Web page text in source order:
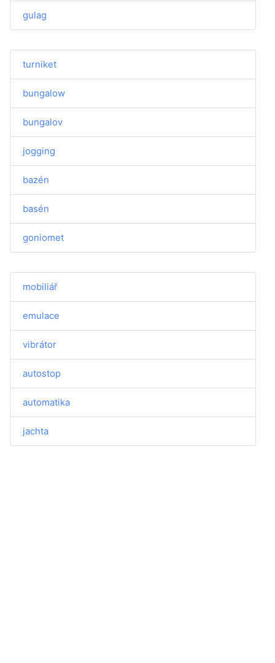
gulag
turniket
bungalow
bungalov
jogging
bazén
basén
goniomet
mobiliář
emulace
vibrátor
autostop
automatika
jachta